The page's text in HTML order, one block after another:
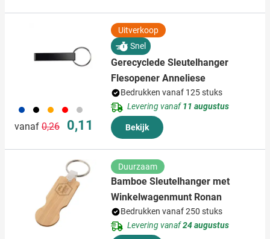
023 001 007 008 032
vanaf Normale prijs
0,26 Speciale prijs
0,11
Uitverkoop
Snel
Gerecyclede Sleutelhanger
Flesopener Anneliese
Bedrukken vanaf 125 stuks
Levering vanaf11 augustus
Bekijk
Duurzaam
Bamboe Sleutelhanger met
Winkelwagenmunt Ronan
Bedrukken vanaf 250 stuks
Levering vanaf24 augustus